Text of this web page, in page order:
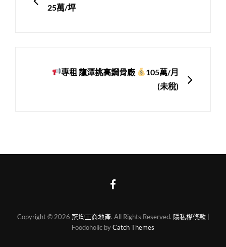
25萬/坪
NEXT專租 龍潭挑高鋼骨廠
105萬/月
(未稅)
FB
Copyright © 2026 冠均工商地產. All Rights Reserved. 隱私權條款|
Foodoholic byCatch Themes